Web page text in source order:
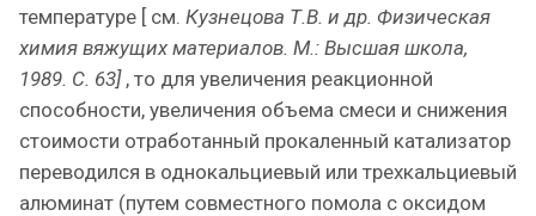
температуре [ см. Кузнецова Т.В. и др. Физическая
химия вяжущих материалов. М.: Высшая школа,
1989. С. 63] , то для увеличения реакционной
способности, увеличения объема смеси и снижения
стоимости отработанный прокаленный катализатор
переводился в однокальциевый или трехкальциевый
алюминат (путем совместного помола с оксидом